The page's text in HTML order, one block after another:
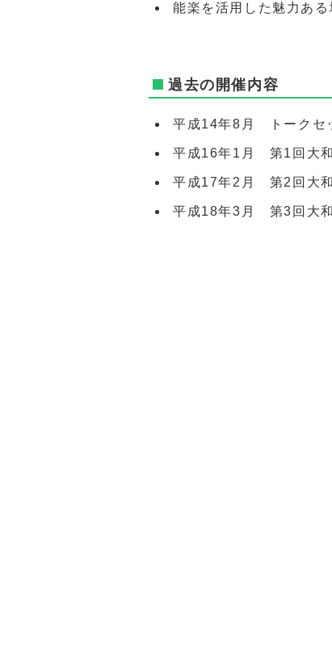
能楽を活用した魅力あ
過去の開催内容
平成14年8月 トークセ
平成16年1月 第1回大和
平成17年2月 第2回大和
平成18年3月 第3回大和